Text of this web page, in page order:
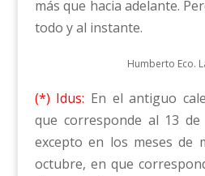
más que hacia adelante.
todo y al instante.
Humberto Eco.
(*) Idus: En el antiguo
que corresponde al 13
excepto en los meses de
octubre, en que